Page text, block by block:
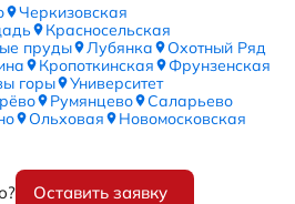
Черкизовская
Красносельская
пруды Лубянка
Охотный Ряд
Кропоткинская
Фрунзенская
горы
Университет
Румянцево
Саларьево
Ольховая
Новомосковская
Оставить заявку